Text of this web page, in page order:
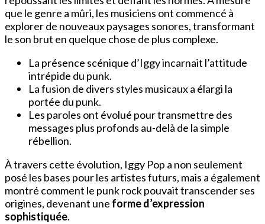
que le genre a mûri, les musiciens ont commencé à
explorer de nouveaux paysages sonores, transformant
le son brut en quelque chose de plus complexe.
La présence scénique d’Iggy incarnait l’attitude
intrépide du punk.
La fusion de divers styles musicaux a élargi la
portée du punk.
Les paroles ont évolué pour transmettre des
messages plus profonds au-delà de la simple
rébellion.
À travers cette évolution, Iggy Pop a non seulement
posé les bases pour les artistes futurs, mais a également
montré comment le punk rock pouvait transcender ses
origines, devenant une forme d’expression
sophistiquée.